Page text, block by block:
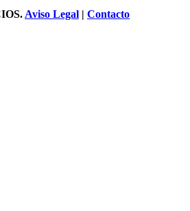
Aviso Legal | Contacto